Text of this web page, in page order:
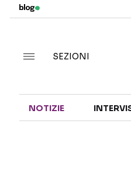
SEZIONI
NOTIZIE